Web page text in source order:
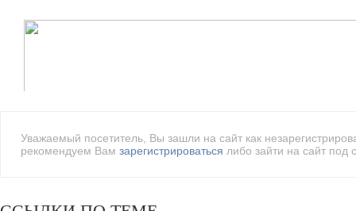
Уважаемый посетитель, Вы зашли на сайт как
рекомендуем Вам зарегистрироваться либо зайти на сайт